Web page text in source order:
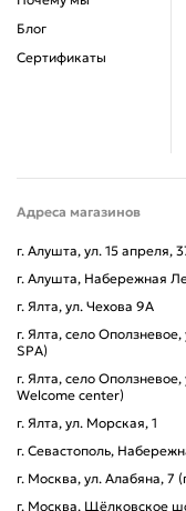
Блог
Сертификаты
Адреса магазинов
г. Алушта, ул. 15 апреля,
г. Алушта, Набережная
г. Ялта, ул. Чехова 9А
г. Ялта, село
SPA)
г. Ялта, село
Welcome center)
г. Ялта, ул. Морская, 1
г. Севастополь,
г. Москва, ул. Алабяна, 7
г. Москва, Щёлковское